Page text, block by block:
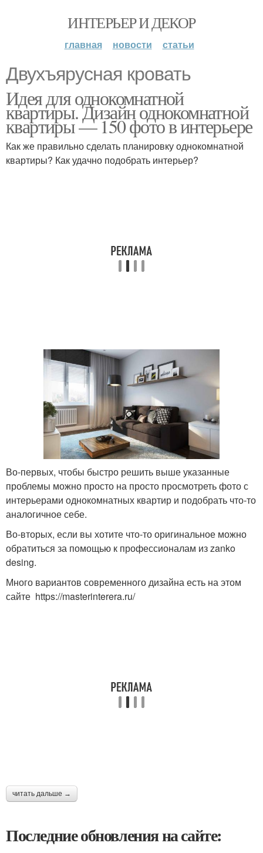
ИНТЕРЬЕР И ДЕКОР
главная новости статьи
Двухъярусная кровать
Идея для однокомнатной
квартиры. Дизайн однокомнатной
квартиры — 150 фото в интерьере
Как же правильно сделать планировку однокомнатной
квартиры? Как удачно подобрать интерьер?
Во-первых, чтобы быстро решить выше указанные
проблемы можно просто на просто просмотреть фото с
интерьерами однокомнатных квартир и подобрать что-то
аналогичное себе.
Во-вторых, если вы хотите что-то оригинальное можно
обратиться за помощью к профессионалам из zanko
desing.
Много вариантов современного дизайна есть на этом
сайте https://masterinterera.ru/
читать дальше →
Последние обновления на сайте: